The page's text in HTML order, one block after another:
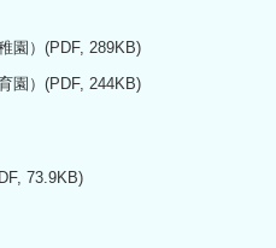
園）(PDF, 289KB)
園）(PDF, 244KB)
73.9KB)